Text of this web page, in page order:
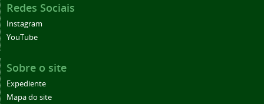
Redes Sociais
Instagram
YouTube
Sobre o site
Expediente
Mapa do site